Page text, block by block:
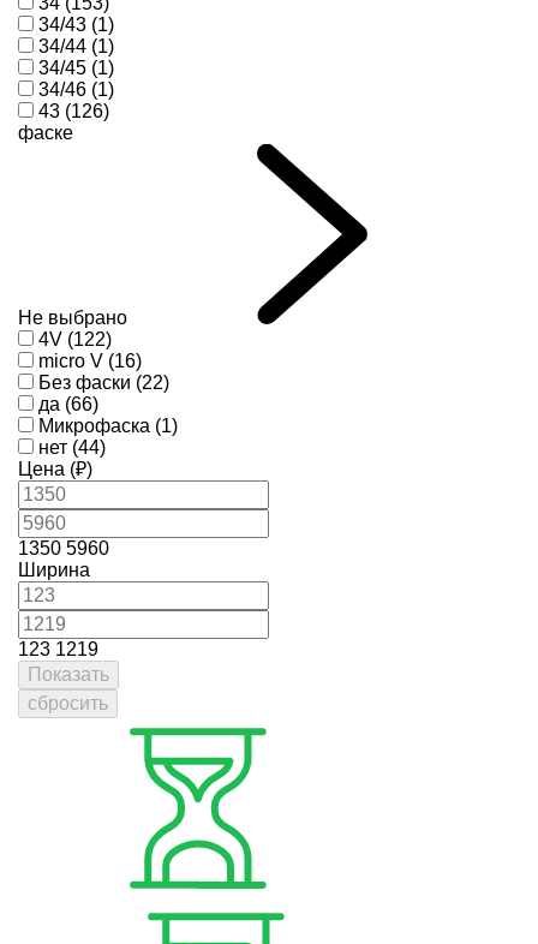
34/43 (1)
34/44 (1)
34/45 (1)
34/46 (1)
43 (126)
фаске
Не выбрано
4V (122)
micro V (16)
Без фаски (22)
да (66)
Микрофаска (1)
нет (44)
Цена (₽)
1350 5960
Ширина
123 1219
Показать
сбросить